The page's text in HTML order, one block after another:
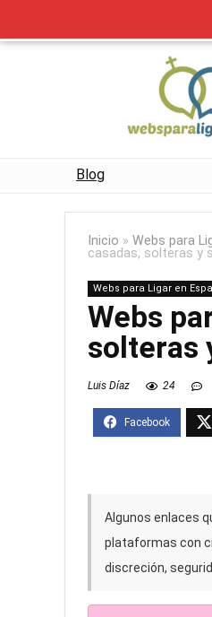
Blog
Inicio » Webs para
casadas, solteras y
Webs para Ligar en
Webs
solteras
Luis Díaz 24
Algunos enlaces
plataformas con
discreción,